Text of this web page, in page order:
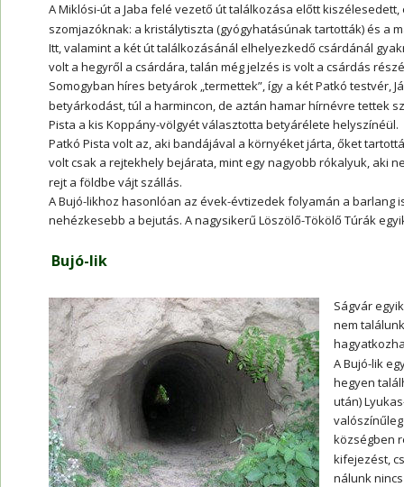
A Miklósi-út a Jaba felé vezető út találkozása előtt
szomjazóknak: a kristálytiszta (gyógyhatásúnak tartották) és a
Itt, valamint a két út találkozásánál elhelyezkedő csárdánál
volt a hegyről a csárdára, talán még jelzés is volt a csárdás
Somogyban híres betyárok „termettek”, így a két Patkó testvér,
betyárkodást, túl a harmincon, de aztán hamar hírnévre tettek
Pista a kis Koppány-völgyét választotta betyárélete helyszínéül.
Patkó Pista volt az, aki bandájával a környéket járta, őket
volt csak a rejtekhely bejárata, mint egy nagyobb rókalyuk, aki
rejt a földbe vájt szállás.
A Bujó-likhoz hasonlóan az évek-évtizedek folyamán a
nehézkesebb a bejutás. A nagysikerű Löszölő-Tökölő Túrák
Bujó-lik
Ságvár
nem
A Bujó-lik
hegyen
után)
községben
kifejezést,
nálunk